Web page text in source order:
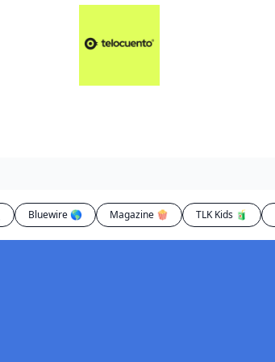
Bluewire 🌎 Magazine 🍿 TLK Kids 🧃